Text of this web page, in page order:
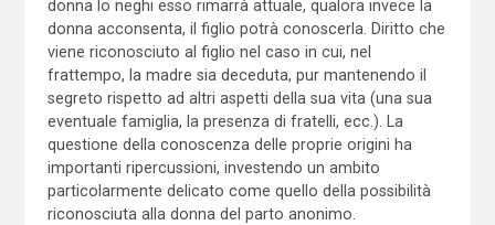
donna lo neghi esso rimarrà attuale, qualora invece la
donna acconsenta, il figlio potrà conoscerla. Diritto che
viene riconosciuto al figlio nel caso in cui, nel
frattempo, la madre sia deceduta, pur mantenendo il
segreto rispetto ad altri aspetti della sua vita (una sua
eventuale famiglia, la presenza di fratelli, ecc.). La
questione della conoscenza delle proprie origini ha
importanti ripercussioni, investendo un ambito
particolarmente delicato come quello della possibilità
riconosciuta alla donna del parto anonimo.